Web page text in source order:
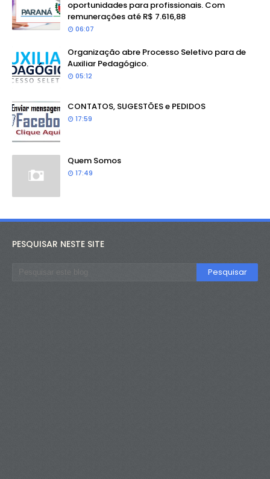
oportunidades para profissionais. Com
remunerações até R$ 7.616,88
06:07
Organização abre Processo Seletivo para de
Auxiliar Pedagógico.
05:12
CONTATOS, SUGESTÕES e PEDIDOS
17:59
Quem Somos
17:49
PESQUISAR NESTE SITE